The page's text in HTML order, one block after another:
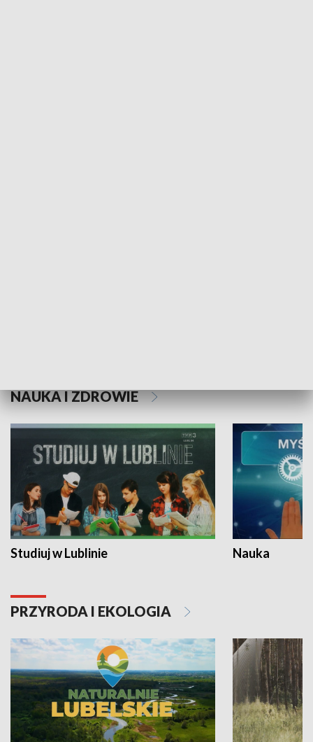
NAUKA I ZDROWIE
Studiuj w Lublinie Nauka
PRZYRODA I EKOLOGIA